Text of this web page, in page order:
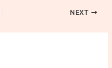
NEXT